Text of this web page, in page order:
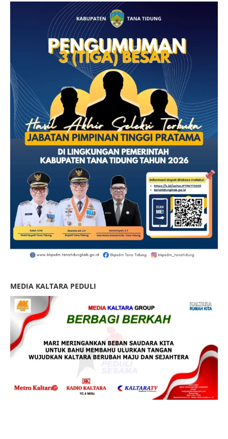
MEDIA KALTARA PEDULI